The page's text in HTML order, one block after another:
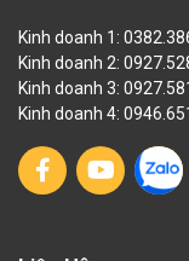
Kinh doanh 1:
Kinh doanh 2:
Kinh doanh 3:
Kinh doanh 4: